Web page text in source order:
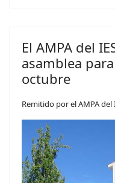
El AMPA del
asamblea
octubre
Remitido por el AMPA del